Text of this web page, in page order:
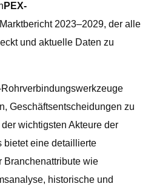
PEX-
Marktbericht 2023–2029, der alle
und aktuelle Daten zu
Geschäftsentscheidungen zu
wichtigsten Akteure der
bietet eine detaillierte
Branchenattribute wie
historische und